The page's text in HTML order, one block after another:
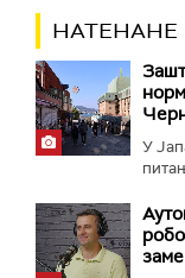
НАТЕНАНЕ
У